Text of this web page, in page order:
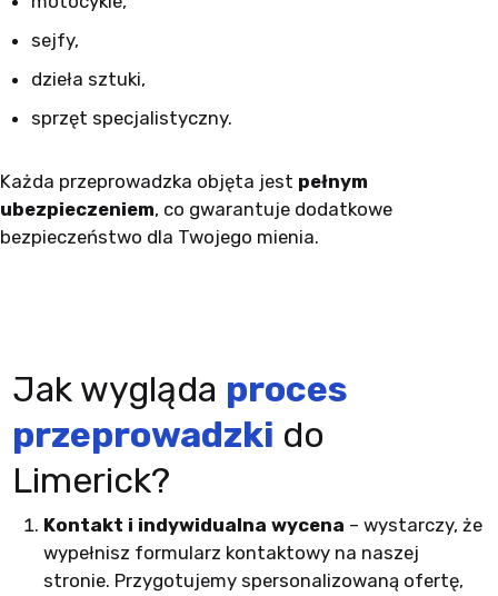
sejfy,
dzieła sztuki,
sprzęt specjalistyczny.
Każda przeprowadzka objęta jest pełnym
ubezpieczeniem, co gwarantuje dodatkowe
bezpieczeństwo dla Twojego mienia.
Jak wygląda proces
przeprowadzki do
Limerick?
Kontakt i indywidualna wycena – wystarczy, że
wypełnisz formularz kontaktowy na naszej
stronie. Przygotujemy spersonalizowaną ofertę,